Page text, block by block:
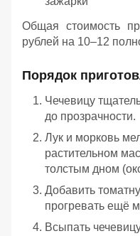
Общая стоимость
рублей на 10–12
Порядок
Чечевицу
до прозрачности.
Лук и морковь
растительном
толстым дном
Добавить
прогревать ещё
Всыпать